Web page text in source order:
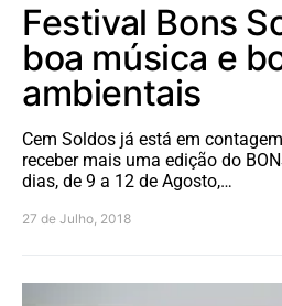
Festival Bons
boa música e
ambientais
Cem Soldos já está em
receber mais uma edição do
dias, de 9 a 12 de Agosto,…
27 de Julho, 2018